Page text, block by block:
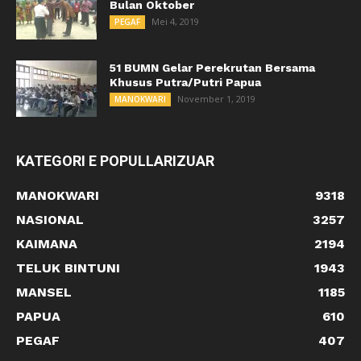
Bulan Oktober
PEGAF Mei 4, 2019
51 BUMN Gelar Perekrutan Bersama
Khusus Putra/Putri Papua
MANOKWARI November 1, 2019
KATEGORI E POPULLARIZUAR
MANOKWARI
9318
NASIONAL
3257
KAIMANA
2194
TELUK BINTUNI
1943
MANSEL
1185
PAPUA
610
PEGAF
407